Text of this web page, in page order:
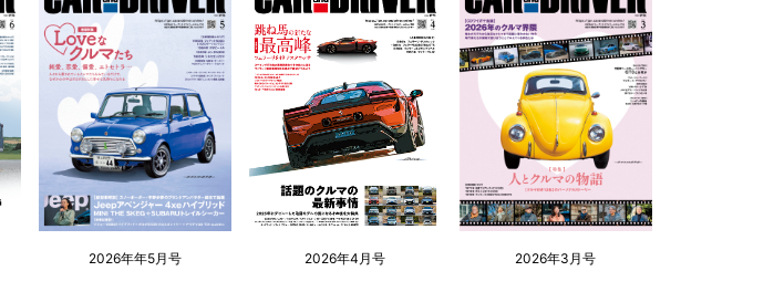
2026年年5月号 2026年4月号 2026年3月号